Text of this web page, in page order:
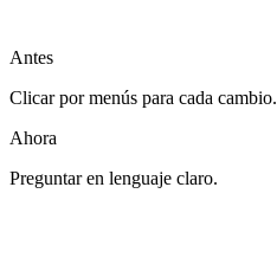
Antes
Clicar por menús para cada cambio.
Ahora
Preguntar en lenguaje claro.